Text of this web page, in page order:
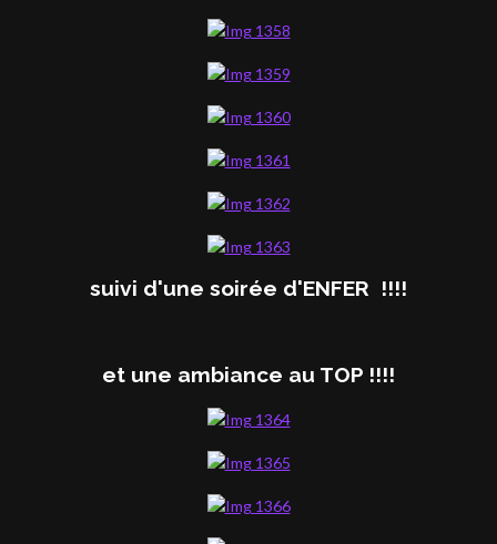
suivi d'une soirée d'ENFER !!!!
et une ambiance au TOP !!!!